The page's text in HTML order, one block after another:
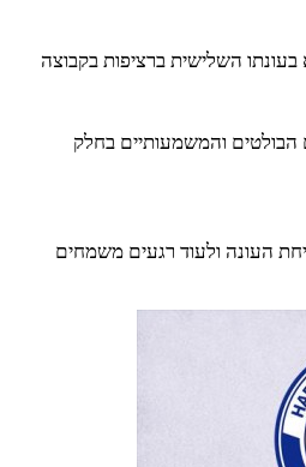
הודיע כי הקשר דולב אברג’ל ימשיך לעונה נוספת במועדון ויפתח את עונת 2026/27 כשהוא בעונתו השלישית ברציפות בקבוצה
עם 9 שערים ו־12 בישולים, והיה מהשחקנים הבולטים והמשמעותיים בחלק
העונה ולעוד רגעים משמחים